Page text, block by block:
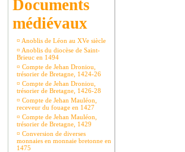
Documents
médiévaux
¤ Anoblis de Léon au XVe siècle
¤ Anoblis du diocèse de Saint-
Brieuc en 1494
¤ Compte de Jehan Droniou,
trésorier de Bretagne, 1424-26
¤ Compte de Jehan Droniou,
trésorier de Bretagne, 1426-28
¤ Compte de Jehan Mauléon,
receveur du fouage en 1427
¤ Compte de Jehan Mauléon,
trésorier de Bretagne, 1429
¤ Conversion de diverses
monnaies en monnaie bretonne en
1475